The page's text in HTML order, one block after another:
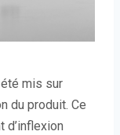
été mis sur
du produit. Ce
d’inflexion